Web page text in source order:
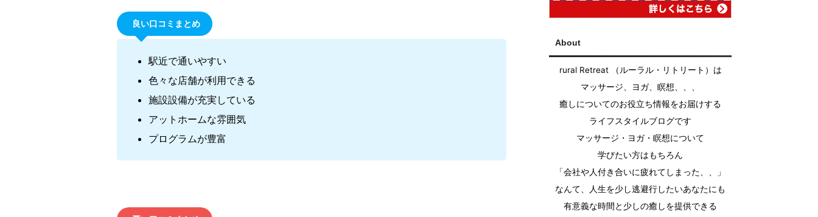
良い口コミまとめ
駅近で通いやすい
色々な店舗が利用できる
施設設備が充実している
アットホームな雰囲気
プログラムが豊富
About
rural Retreat （ルーラル・リトリート）は
マッサージ、ヨガ、瞑想、、、
癒しについてのお役立ち情報をお届けする
ライフスタイルブログです
マッサージ・ヨガ・瞑想について
学びたい方はもちろん
「会社や人付き合いに疲れてしまった、、」
なんて、人生を少し逃避行したいあなたにも
有意義な時間と少しの癒しを提供できる